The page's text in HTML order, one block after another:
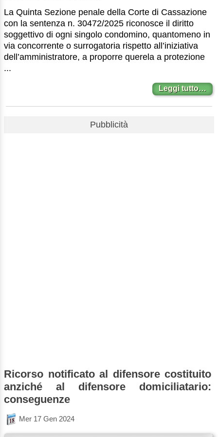
La Quinta Sezione penale della Corte di Cassazione
con la sentenza n. 30472/2025 riconosce il diritto
soggettivo di ogni singolo condomino, quantomeno in
via concorrente o surrogatoria rispetto all’iniziativa
dell’amministratore, a proporre querela a protezione
...
Leggi tutto…
Pubblicità
Ricorso notificato al difensore costituito
anziché al difensore domiciliatario:
conseguenze
Mer 17 Gen 2024